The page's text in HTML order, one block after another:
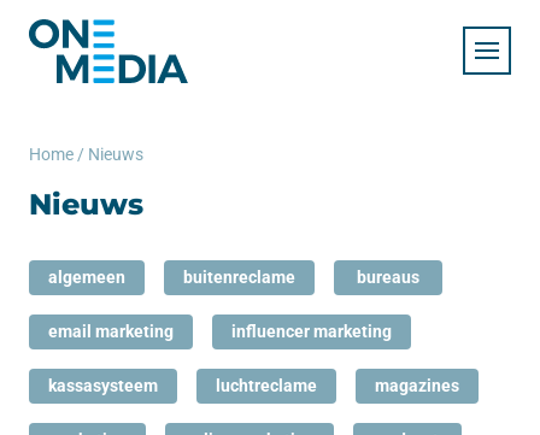
Home / Nieuws
Nieuws
algemeen buitenreclame bureaus
email marketing influencer marketing
kassasysteem luchtreclame magazines